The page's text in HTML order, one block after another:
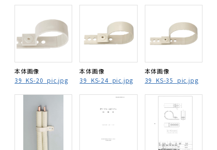
本体画像
39_KS-20_pic.jpg
本体画像
39_KS-24_pic.jpg
本体画像
39_KS-35_pic.jpg